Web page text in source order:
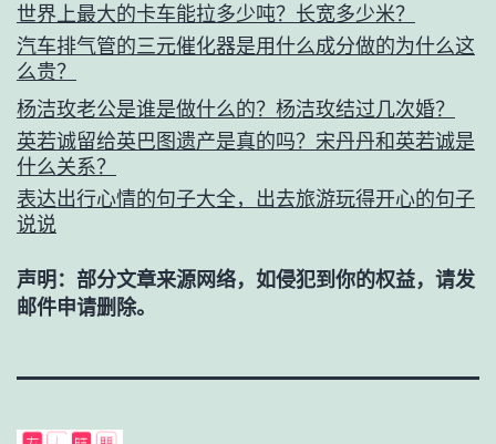
世界上最大的卡车能拉多少吨？长宽多少米？
汽车排气管的三元催化器是用什么成分做的为什么这
么贵？
杨洁玫老公是谁是做什么的？杨洁玫结过几次婚？
英若诚留给英巴图遗产是真的吗？宋丹丹和英若诚是
什么关系？
表达出行心情的句子大全，出去旅游玩得开心的句子
说说
声明：部分文章来源网络，如侵犯到你的权益，请发
邮件申请删除。